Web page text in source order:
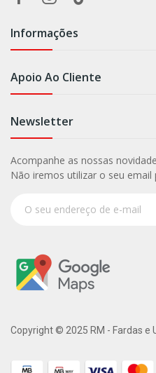
Informações
Apoio Ao Cliente
Newsletter
Acompanhe as nossas
Não iremos utilizar o seu email
Copyright © 2025 RM - Fardas e